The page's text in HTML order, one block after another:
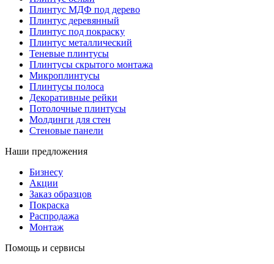
Плинтус МДФ под дерево
Плинтус деревянный
Плинтус под покраску
Плинтус металлический
Теневые плинтусы
Плинтусы скрытого монтажа
Микроплинтусы
Плинтусы полоса
Декоративные рейки
Потолочные плинтусы
Молдинги для стен
Стеновые панели
Наши предложения
Бизнесу
Акции
Заказ образцов
Покраска
Распродажа
Монтаж
Помощь и сервисы